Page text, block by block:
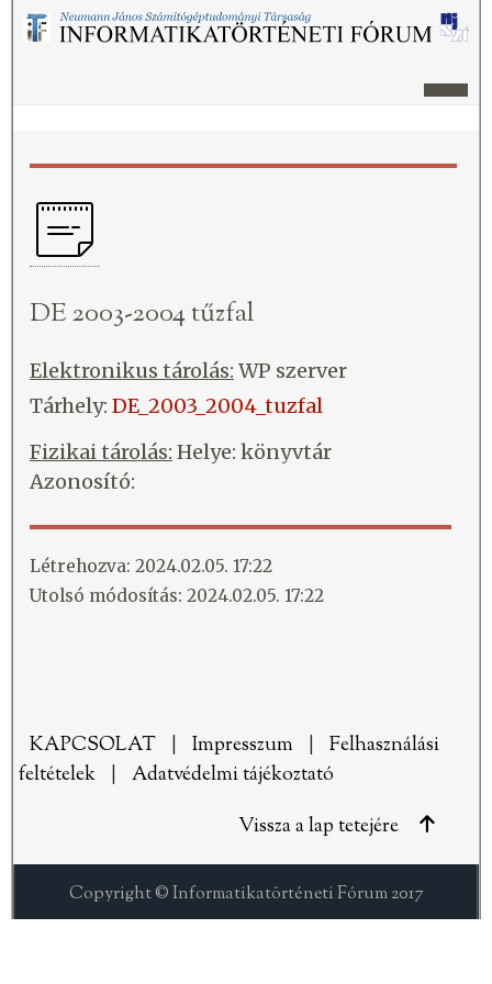
DE 2003-2004 tűzfal
Elektronikus tárolás: WP szerver
Tárhely: DE_2003_2004_tuzfal
Fizikai tárolás: Helye: könyvtár
Azonosító:
Létrehozva: 2024.02.05. 17:22
Utolsó módosítás: 2024.02.05. 17:22
KAPCSOLAT Impresszum
Felhasználási
feltételek
Adatvédelmi tájékoztató
Vissza a lap tetejére
Copyright © Informatikatörténeti Fórum 2017